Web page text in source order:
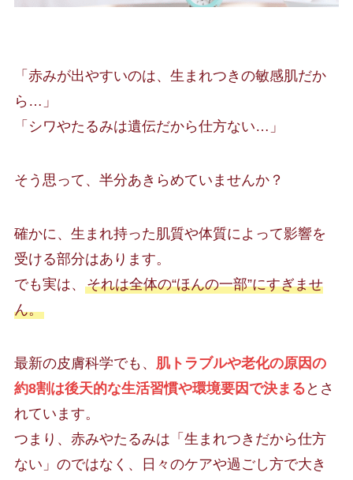
「赤みが出やすいのは、生まれつきの敏感肌だか
ら…」
「シワやたるみは遺伝だから仕方ない…」
そう思って、半分あきらめていませんか？
確かに、生まれ持った肌質や体質によって影響を
受ける部分はあります。
でも実は、 それは全体の“ほんの一部”にすぎませ
ん。
最新の皮膚科学でも、
肌トラブルや老化の原因の
約8割は後天的な生活習慣や環境要因で決まる とさ
れています。
つまり、赤みやたるみは「生まれつきだから仕方
ない」のではなく、日々のケアや過ごし方で大き